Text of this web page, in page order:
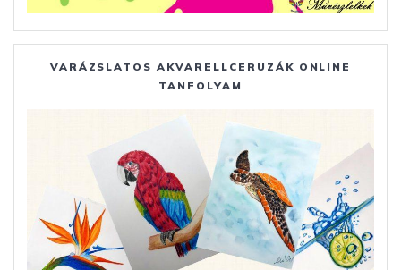
VARÁZSLATOS AKVARELLCERUZÁK ONLINE
TANFOLYAM